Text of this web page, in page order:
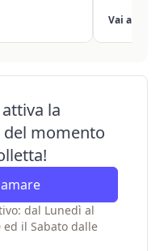
Vai al
la
momento
dal Lunedì al
ed il Sabato dalle